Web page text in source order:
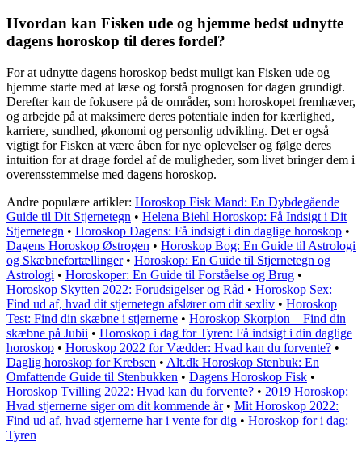
Hvordan kan Fisken ude og hjemme bedst udnytte
dagens horoskop til deres fordel?
For at udnytte dagens horoskop bedst muligt kan Fisken ude og
hjemme starte med at læse og forstå prognosen for dagen grundigt.
Derefter kan de fokusere på de områder, som horoskopet fremhæver,
og arbejde på at maksimere deres potentiale inden for kærlighed,
karriere, sundhed, økonomi og personlig udvikling. Det er også
vigtigt for Fisken at være åben for nye oplevelser og følge deres
intuition for at drage fordel af de muligheder, som livet bringer dem i
overensstemmelse med dagens horoskop.
Andre populære artikler: Horoskop Fisk Mand: En Dybdegående
Guide til Dit Stjernetegn • Helena Biehl Horoskop: Få Indsigt i Dit
Stjernetegn • Horoskop Dagens: Få indsigt i din daglige horoskop •
Dagens Horoskop Østrogen • Horoskop Bog: En Guide til Astrologi
og Skæbnefortællinger• Horoskop: En Guide til Stjernetegn og
Astrologi • Horoskoper: En Guide til Forståelse og Brug •
Horoskop Skytten 2022: Forudsigelser og Råd • Horoskop Sex:
Find ud af, hvad dit stjernetegn afslører om dit sexliv • Horoskop
Test: Find din skæbne i stjernerne • Horoskop Skorpion – Find din
skæbne på Jubii • Horoskop i dag for Tyren: Få indsigt i din daglige
horoskop • Horoskop 2022 for Vædder: Hvad kan du forvente? •
Daglig horoskop for Krebsen • Alt.dk Horoskop Stenbuk: En
Omfattende Guide til Stenbukken • Dagens Horoskop Fisk •
Horoskop Tvilling 2022: Hvad kan du forvente? • 2019 Horoskop:
Hvad stjernerne siger om dit kommende år• Mit Horoskop 2022:
Find ud af, hvad stjernerne har i vente for dig • Horoskop for i dag:
Tyren